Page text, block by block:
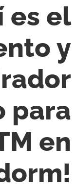
es el
y
para
en